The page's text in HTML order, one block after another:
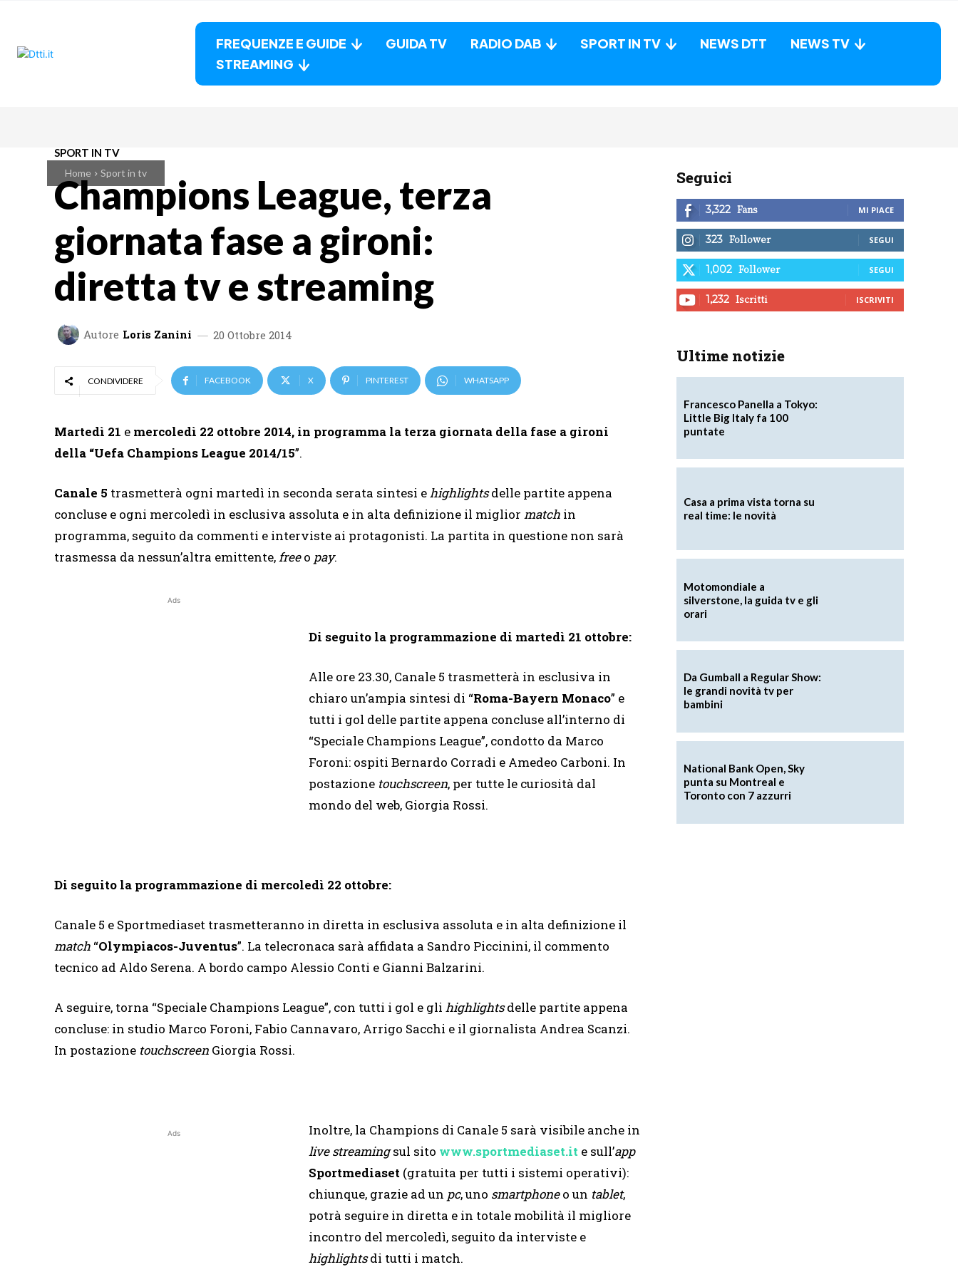
FREQUENZE E GUIDE GUIDA TV RADIO DAB SPORT IN TV NEWS DTT
NEWS TV
STREAMING
Home Sport in tv
SPORT IN TV
Champions League, terza
giornata fase a gironi:
diretta tv e streaming
Autore Loris Zanini 20 Ottobre 2014
CONDIVIDERE FACEBOOK X PINTEREST WHATSAPP
Martedì 21 e mercoledì 22 ottobre 2014, in programma la terza giornata della fase a gironi
della “Uefa Champions League 2014/15”.
Canale 5 trasmetterà ogni martedì in seconda serata sintesi ehighlightsdelle partite appena
concluse e ogni mercoledì in esclusiva assoluta e in alta definizione il miglior match in
programma, seguito da commenti e interviste ai protagonisti. La partita in questione non sarà
trasmessa da nessun’altra emittente,freeo pay.
Ads
Di seguito la programmazione di martedì 21 ottobre:
Alle ore 23.30, Canale 5 trasmetterà in esclusiva in
chiaro un’ampia sintesi di “Roma-Bayern Monaco” e
tutti i gol delle partite appena concluse all’interno di
“Speciale Champions League”, condotto da Marco
Foroni: ospiti Bernardo Corradi e Amedeo Carboni. In
postazione touchscreen, per tutte le curiosità dal
mondo del web, Giorgia Rossi.
Di seguito la programmazione di mercoledì 22 ottobre:
Canale 5 e Sportmediaset trasmetteranno in diretta in esclusiva assoluta e in alta definizione il
match “Olympiacos-Juventus”. La telecronaca sarà affidata a Sandro Piccinini, il commento
tecnico ad Aldo Serena. A bordo campo Alessio Conti e Gianni Balzarini.
A seguire, torna “Speciale Champions League”, con tutti i gol e gli highlightsdelle partite appena
concluse: in studio Marco Foroni, Fabio Cannavaro, Arrigo Sacchi e il giornalista Andrea Scanzi.
In postazione touchscreen Giorgia Rossi.
Ads
Inoltre, la Champions di Canale 5 sarà visibile anche in
live streamingsul sito www.sportmediaset.it e sull’app
Sportmediaset (gratuita per tutti i sistemi operativi):
chiunque, grazie ad un pc, uno smartphoneo un tablet,
potrà seguire in diretta e in totale mobilità il migliore
incontro del mercoledì, seguito da interviste e
highlightsdi tutti i match.
Seguici
3,322 Fans MI PIACE
323 Follower SEGUI
1,002 Follower SEGUI
1,232 Iscritti ISCRIVITI
Ultime notizie
Francesco Panella a Tokyo:
Little Big Italy fa 100
puntate
Casa a prima vista torna su
real time: le novità
Motomondiale a
silverstone, la guida tv e gli
orari
Da Gumball a Regular Show:
le grandi novità tv per
bambini
National Bank Open, Sky
punta su Montreal e
Toronto con 7 azzurri